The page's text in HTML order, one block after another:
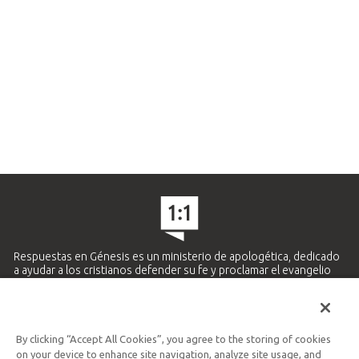
Respuestas en Génesis es un ministerio de apologética, dedicado
a ayudar a los cristianos defender su fe y proclamar el evangelio
Ministerio Hispano y Latinoamericano
By clicking “Accept All Cookies”, you agree to the storing of cookies
on your device to enhance site navigation, analyze site usage, and